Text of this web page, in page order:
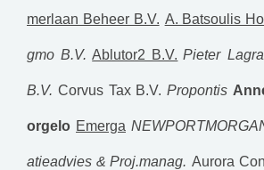
merlaan Beheer B.V. A. Batsoulis
gmo B.V. Ablutor2 B.V. Pieter
B.V. Corvus Tax B.V. Propontis
orgelo Emerga
atieadvies & Proj.manag. Aurora